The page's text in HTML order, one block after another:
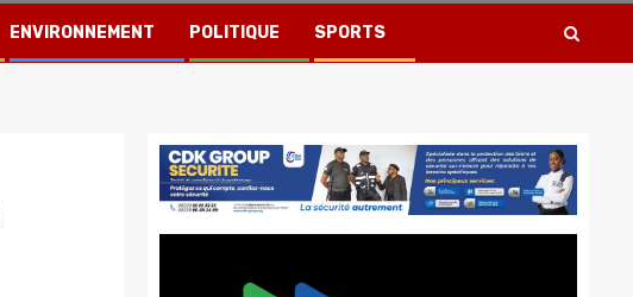
ENVIRONNEMENT POLITIQUE SPORTS